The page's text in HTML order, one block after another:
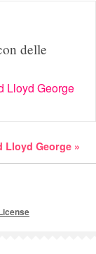
delle
Lloyd George
Lloyd George »